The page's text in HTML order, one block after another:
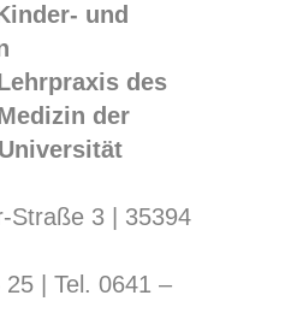
und
des
der
Straße 3 | 35394
| Tel. 0641 –